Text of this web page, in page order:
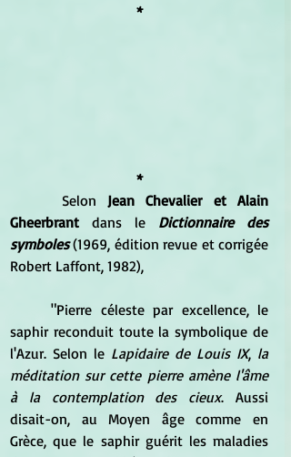
*
*
Selon Jean Chevalier et Alain
Gheerbrant dans le Dictionnaire des
symboles (1969, édition revue et corrigée
Robert Laffont, 1982),
	"Pierre céleste par excellence, le
saphir reconduit toute la symbolique de
l'Azur. Selon le Lapidaire de Louis IX, la
méditation sur cette pierre amène l'âme
à la contemplation des cieux. Aussi
disait-on, au Moyen âge comme en
Grèce, que le saphir guérit les maladies